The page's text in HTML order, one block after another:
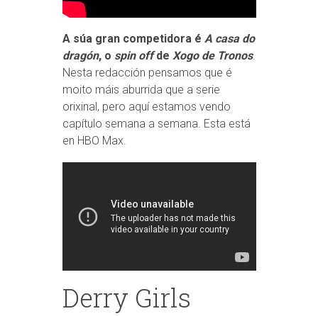
A súa gran competidora é A casa do
dragón, o spin offde Xogo de Tronos.
Nesta redacción pensamos que é
moito máis aburrida que a serie
orixinal, pero aquí estamos vendo
capítulo semana a semana. Esta está
en HBO Max.
Derry Girls